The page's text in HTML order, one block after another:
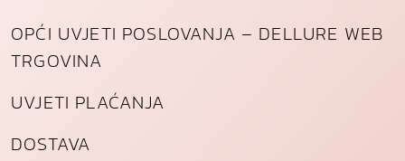
OPĆI UVJETI POSLOVANJA – DELLURE WEB
TRGOVINA
UVJETI PLAĆANJA
DOSTAVA